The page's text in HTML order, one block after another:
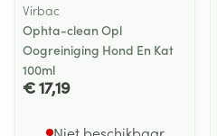
Virbac
Ophta-clean Opl
Oogreiniging Hond En Kat
100ml
€ 17,19